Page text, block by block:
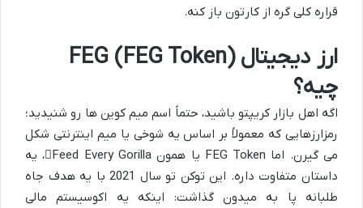
قراره کلی گره از کارتون باز کنه.
ارز دیجیتال FEG (FEG Token)
چیه؟
اگه اهل بازار کریپتو باشید، حتماً اسم میم کوین ها رو شنیدید؛
رمزارزهایی که معمولاً بر اساس یه شوخی یا میم اینترنتی شکل
می گیرن. اما FEG Token یا همون
Feed Every Gorilla ، یه
داستان متفاوت داره. این توکن تو سال 2021 با یه هدف جاه
طلبانه پا به میدون گذاشت: اینکه یه اکوسیستم مالی